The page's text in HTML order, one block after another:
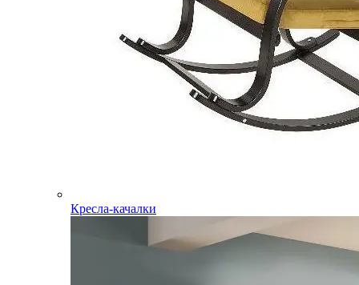
Кресла-качалки